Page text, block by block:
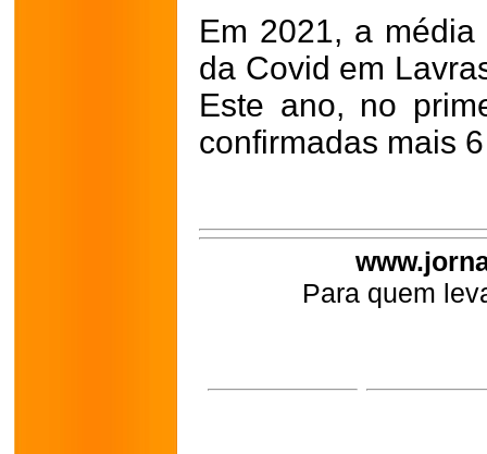
Em 2021, a
da Covid em
Este ano, no
confirmadas mais
Para quem